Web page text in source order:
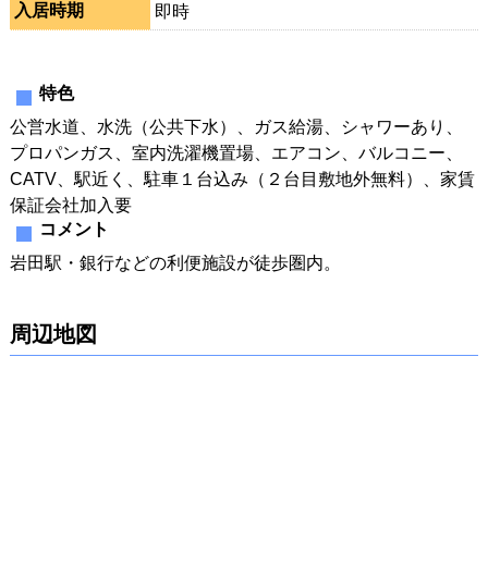
入居時期
即時
特色
公営水道、水洗（公共下水）、ガス給湯、シャワーあり、
プロパンガス、室内洗濯機置場、エアコン、バルコニー、
CATV、駅近く、駐車１台込み（２台目敷地外無料）、家賃
保証会社加入要
コメント
岩田駅・銀行などの利便施設が徒歩圏内。
周辺地図